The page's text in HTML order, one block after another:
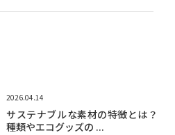
2026.04.14
サステナブルな素材の特徴とは？
種類やエコグッズの ...